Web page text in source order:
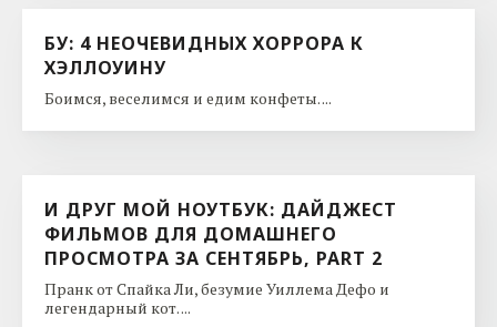
БУ: 4 НЕОЧЕВИДНЫХ ХОРРОРА К
ХЭЛЛОУИНУ
Боимся, веселимся и едим конфеты. ...
И ДРУГ МОЙ НОУТБУК: ДАЙДЖЕСТ
ФИЛЬМОВ ДЛЯ ДОМАШНЕГО
ПРОСМОТРА ЗА СЕНТЯБРЬ, PART 2
Пранк от Спайка Ли, безумие Уиллема Дефо и
легендарный кот. ...